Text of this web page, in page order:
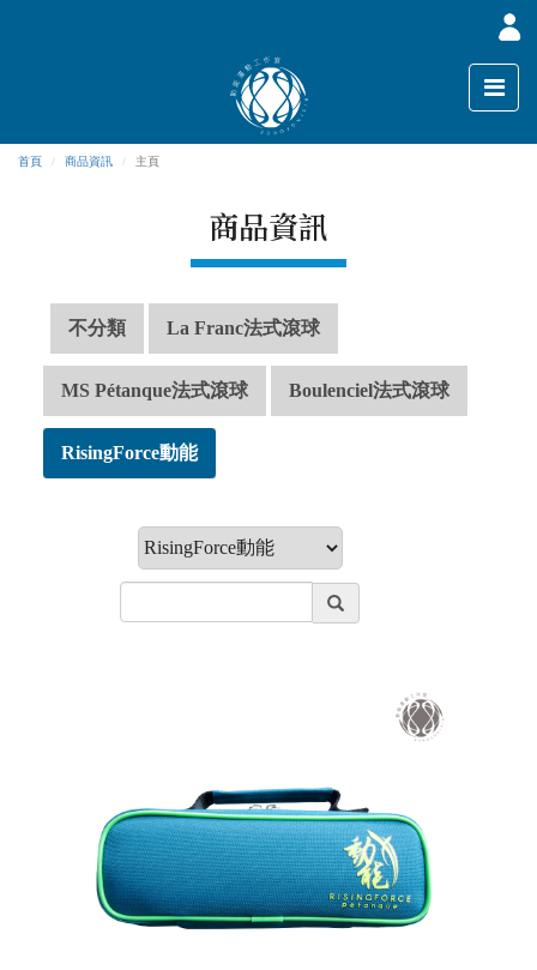
首頁 商品資訊 主頁
商品資訊
不分類 La Franc法式滾球
MS Pétanque法式滾球 Boulenciel法式滾球
RisingForce動能